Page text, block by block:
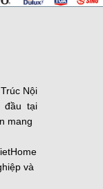
Nội
đầu tại
mang
và